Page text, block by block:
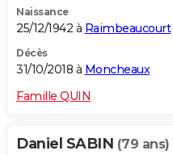
Naissance
25/12/1942 à Raimbeaucourt
Décès
31/10/2018 à Moncheaux
Famille QUIN
Daniel SABIN (79 ans)